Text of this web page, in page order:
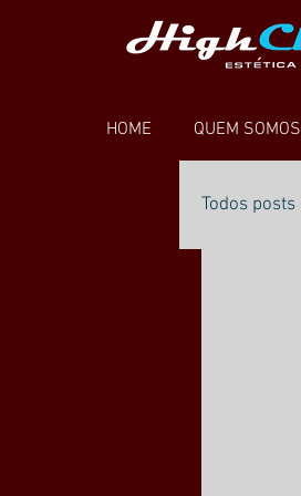
HOME QUEM SOMOS
Todos posts